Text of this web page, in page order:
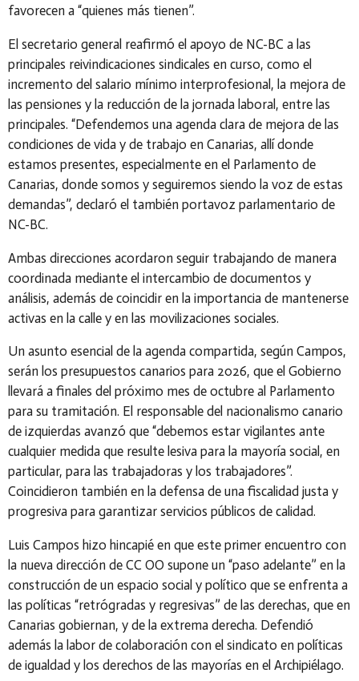
favorecen a “quienes más tienen”.
El secretario general reafirmó el apoyo de NC-BC a las
principales reivindicaciones sindicales en curso, como el
incremento del salario mínimo interprofesional, la mejora de
las pensiones y la reducción de la jornada laboral, entre las
principales. “Defendemos una agenda clara de mejora de las
condiciones de vida y de trabajo en Canarias, allí donde
estamos presentes, especialmente en el Parlamento de
Canarias, donde somos y seguiremos siendo la voz de estas
demandas”, declaró el también portavoz parlamentario de
NC-BC.
Ambas direcciones acordaron seguir trabajando de manera
coordinada mediante el intercambio de documentos y
análisis, además de coincidir en la importancia de mantenerse
activas en la calle y en las movilizaciones sociales.
Un asunto esencial de la agenda compartida, según Campos,
serán los presupuestos canarios para 2026, que el Gobierno
llevará a finales del próximo mes de octubre al Parlamento
para su tramitación. El responsable del nacionalismo canario
de izquierdas avanzó que “debemos estar vigilantes ante
cualquier medida que resulte lesiva para la mayoría social, en
particular, para las trabajadoras y los trabajadores”.
Coincidieron también en la defensa de una fiscalidad justa y
progresiva para garantizar servicios públicos de calidad.
Luis Campos hizo hincapié en que este primer encuentro con
la nueva dirección de CC OO supone un “paso adelante” en la
construcción de un espacio social y político que se enfrenta a
las políticas “retrógradas y regresivas” de las derechas, que en
Canarias gobiernan, y de la extrema derecha. Defendió
además la labor de colaboración con el sindicato en políticas
de igualdad y los derechos de las mayorías en el Archipiélago.